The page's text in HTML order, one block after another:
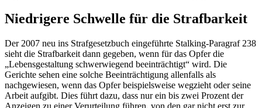
Niedrigere Schwelle für die Strafbarkeit
Der 2007 neu ins Strafgesetzbuch eingeführte Stalking-Paragraf 238
sieht die Strafbarkeit dann gegeben, wenn für das Opfer die
„Lebensgestaltung schwerwiegend beeinträchtigt“ wird. Die
Gerichte sehen eine solche Beeinträchtigung allenfalls als
nachgewiesen, wenn das Opfer beispielsweise wegzieht oder seine
Arbeit aufgibt. Dies führt dazu, dass nur ein bis zwei Prozent der
Anzeigen zu einer Verurteilung führen, von den gar nicht erst zur